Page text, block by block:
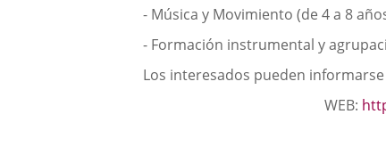
- Música y Movimiento (de 4 a 8
- Formación instrumental y
Los interesados pueden
WEB: